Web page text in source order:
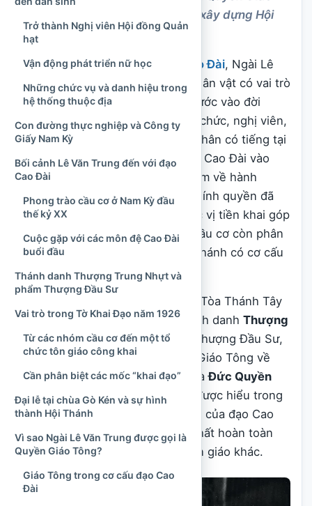
Tông khai mở đạo Cao Đài và xây dựng Hội
Thánh.
Trong lịch sử hình thành đạo Cao Đài, Ngài Lê
Văn Trung là một trong những nhân vật có vai trò
đặc biệt quan trọng. Trước khi bước vào đời
sống tôn giáo, ông từng là công chức, nghị viên,
nhà hoạt động xã hội và doanh nhân có tiếng tại
Nam Kỳ. Khi tham gia phong trào Cao Đài vào
đầu năm 1926, những kinh nghiệm về hành
chính, tổ chức và giao tiếp với chính quyền đã
giúp ông trở thành một trong các vị tiền khai góp
phần đưa một nhóm thực hành cầu cơ còn phân
tán tiến tới hình thành một Hội Thánh có cơ cấu
tương đối hoàn chỉnh.
Trong nội bộ Hội Thánh Cao Đài Tòa Thánh Tây
Ninh, ông được biết đến với thánh danh Thượng
Trung Nhựt , ban đầu giữ phẩm Thượng Đầu Sư,
sau được giao thi hành phận sự Giáo Tông về
mặt hữu hình và được tôn xưng làĐức Quyền
Giáo Tông . Danh xưng này cần được hiểu trong
hệ thống giáo lý và tổ chức riêng của đạo Cao
Đài, không nên đơn giản đồng nhất hoàn toàn
với chức vị đứng đầu của một tôn giáo khác.
Trở thành Nghị viên Hội đồng Quản
hạt
Vận động phát triển nữ học
Những chức vụ và danh hiệu trong
hệ thống thuộc địa
Con đường thực nghiệp và Công ty
Giấy Nam Kỳ
Bối cảnh Lê Văn Trung đến với đạo
Cao Đài
Phong trào cầu cơ ở Nam Kỳ đầu
thế kỷ XX
Cuộc gặp với các môn đệ Cao Đài
buổi đầu
Thánh danh Thượng Trung Nhựt và
phẩm Thượng Đầu Sư
Vai trò trong Tờ Khai Đạo năm 1926
Từ các nhóm cầu cơ đến một tổ
chức tôn giáo công khai
Cần phân biệt các mốc “khai đạo”
Đại lễ tại chùa Gò Kén và sự hình
thành Hội Thánh
Vì sao Ngài Lê Văn Trung được gọi là
Quyền Giáo Tông?
Giáo Tông trong cơ cấu đạo Cao
Đài